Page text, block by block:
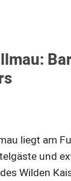
liegt am
und
Wilden